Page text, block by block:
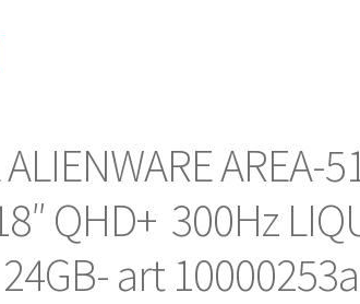
ALIENWARE AREA-
QHD+ 300Hz
art 10000253a